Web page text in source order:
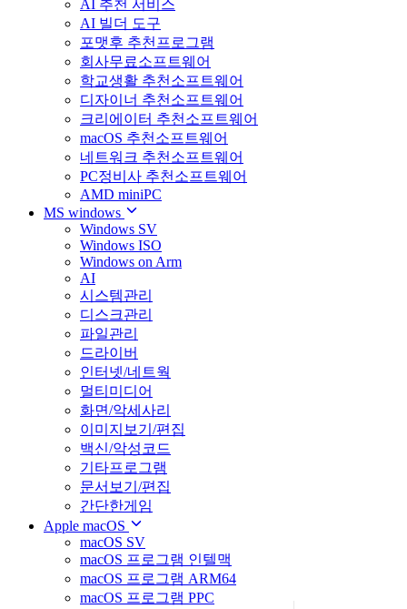
AI 추천 서비스
AI 빌더 도구
포맷후 추천프로그램
회사무료소프트웨어
학교생활 추천소프트웨어
디자이너 추천소프트웨어
크리에이터 추천소프트웨어
macOS 추천소프트웨어
네트워크 추천소프트웨어
PC정비사 추천소프트웨어
AMD miniPC
MS windows
Windows SV
Windows ISO
Windows on Arm
AI
시스템관리
디스크관리
파일관리
드라이버
인터넷/네트웍
멀티미디어
화면/악세사리
이미지보기/편집
백신/악성코드
기타프로그램
문서보기/편집
간단한게임
Apple macOS
macOS SV
macOS 프로그램 인텔맥
macOS 프로그램 ARM64
macOS 프로그램 PPC